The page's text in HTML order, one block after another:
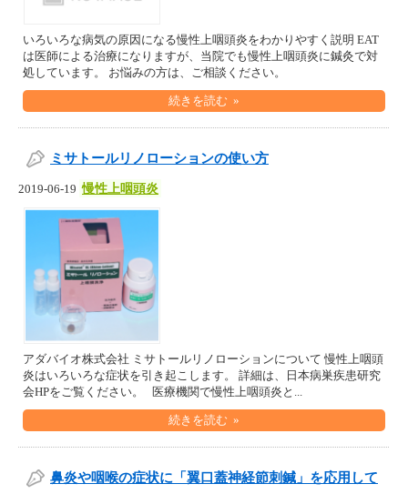
いろいろな病気の原因になる慢性上咽頭炎をわかりやすく説明 EAT
は医師による治療になりますが、当院でも慢性上咽頭炎に鍼灸で対
処しています。 お悩みの方は、ご相談ください。
続きを読む »
ミサトールリノローションの使い方
2019-06-19 慢性上咽頭炎
アダバイオ株式会社 ミサトールリノローションについて 慢性上咽頭
炎はいろいろな症状を引き起こします。 詳細は、日本病巣疾患研究
会HPをご覧ください。 医療機関で慢性上咽頭炎と...
続きを読む »
鼻炎や咽喉の症状に「翼口蓋神経節刺鍼」を応用して